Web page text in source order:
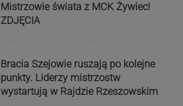
Mistrzowie świata z MCK Żywiec!
ZDJĘCIA
Bracia Szejowie ruszają po kolejne
punkty. Liderzy mistrzostw
wystartują w Rajdzie Rzeszowskim